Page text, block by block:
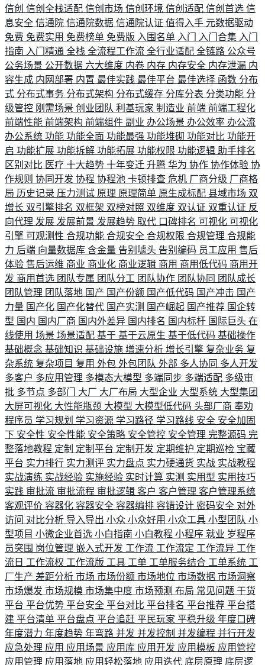
信创 信创全栈适配 信创市场 信创环境 信创适配 信创首选 信
息安全 信通院 信通院数据 信通院认证 值得入手 元数据驱动
免费 免费实用 免费榜单 免费版 入围名单 入门 入门合集 入门
指南 入门精通 全栈 全流程工作流 全行业适配 全链路 公众号
公务场景 公开数据 六大维度 内卷 内存 内存安全 内存泄漏 内
容生成 内网部署 内置 最佳实践 最佳平台 最佳选择 函数 分布
式 分布式事务 分布式架构 分布式缓存 分库分表 分类功能 分
级管控 刚需场景 创业团队 利基玩家 制造业 前端 前端工程化
前端性能 前端架构 前端组件 副业 办公场景 办公效率 办公流
办公系统 功能 功能全面 功能最强 功能堆砌 功能对比 功能开
启 功能扩展 功能拆解 功能拓展 功能权限 功能逻辑 助手排名
区别对比 医疗 十大趋势 十年变迁 升腾 华为 协作 协作体验 协
作规则 协同开发 协程 协程池 卡顿排查 危机 厂商分级 厂商格
局 历史记录 压力测试 原理 原理简单 原生成标配 县域市场 双
增长 双引擎排名 双框架 双榜对照 双维度 双认证 双重认证 反
向代理 发展 发展前景 发展趋势 取代 口碑排名 可视化 可视化
引擎 可观测性 合规功能 合规安全 合规权限 合规管理 合规能
力 后端 向量数据库 含金量 告别噱头 告别编码 员工应用 售后
体验 售后运维 商业 商业化 商业逻辑 商用 商用低代码 商用开
发 商用首选 团队专属 团队分工 团队协作 团队协同 团队成长
团队管理 团队落地 国产 国产份额 国产低代码 国产冲击 国产
力量 国产化 国产化替代 国产实测 国产崛起 国产推荐 国企转
型 国内 国内厂商 国内外差异 国内排名 国内标杆 国际巨头 在
线使用 场景 场景适配 基于 基于云原生 基于低代码 基础操作
基础概念 基础知识 基础设施 增速分析 增长引擎 复杂业务 复
杂系统 复杂项目 复用 外包 外包团队 外部 多人协同 多人开发
多客户 多应用管理 多模态大模型 多端同步 多端适配 多级审
批 多节点 多部门 大厂 大厂布局 大型企业 大型系统 大型集团
大屏可视化 大性能瓶颈 大模型 大模型低代码 头部厂商 奉劝
程序员 学习规划 学习资源 学习路径 学习路线 安全 安全加固
下 安全性 安全性能 安全策略 安全管控 安全管理 完整源码 完
整落地教程 定制 定制平台 定制开发 定期维护 定期巡检 宝藏
平台 实力排行 实力测评 实力盘点 实力硬通货 实战 实战教程
实战演练 实战经验 实施经验 实时计算 实测 实用型 实用技巧
实践 审批流 审批流程 审批逻辑 客户 客户管理 客户管理系统
客观评价 容器化 容器安全 容器编排 容错设计 密码安全 对外
访问 对比分析 导入导出 小众 小众好用 小众工具 小型团队 小
型项目 小微企业首选 小白指南 小白教程 小程序 就业 岁程序
员突围 岗位管理 嵌入式开发 工作流 工作流定 工作流异 工作
流日 工作流权 工作流版 工具 工单 工单服务结合 工单系统 工
厂生产 差距分析 市场 市场份额 市场地位 市场数据 市场洞察
市场爆发 市场规模 市场集中度 市场预测 布局 常见问题 干货
平台 平台优势 平台安全 平台对比 平台排名 平台推荐 平台搭
建 平台清单 平台盘点 平台追赶 平民玩家 平稳升级 年度口碑
年度潜力 年度趋势 年弯路 并发 并发控制 并发编程 并行开发
应急处理 应用 应用场景 应用库 应用开发 应用模板 应用管控
应用管理 应用落地 应用轻松落地 应用迭代 底层原理 底层逻